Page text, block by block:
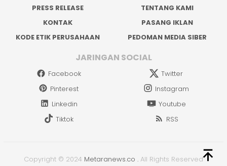
PRESS RELEASE
TENTANG KAMI
KONTAK
PASANG IKLAN
KODE ETIK PERUSAHAAN
PEDOMAN MEDIA SIBER
JARINGAN SOCIAL
Facebook
Twitter
Pinterest
Instagram
Linkedin
Youtube
Tiktok
RSS
Copyright © 2024 Metaranews.co . All Rights Reserved